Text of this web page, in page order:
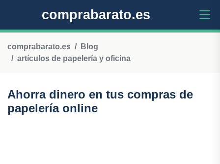
comprabarato.es
comprabarato.es
Blog
artículos de papelería y oficina
Ahorra dinero en tus compras de
papelería online